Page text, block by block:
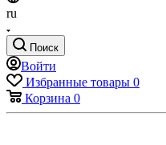
ru
Поиск
Войти
Избранные товары 0
Корзина 0